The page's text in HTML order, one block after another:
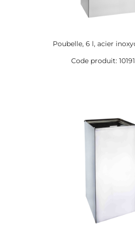
Poubelle, 6 l, acier
Code produit: